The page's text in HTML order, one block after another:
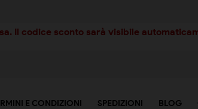
Il codice sconto sarà visibile
E CONDIZIONI SPEDIZIONI BLOG